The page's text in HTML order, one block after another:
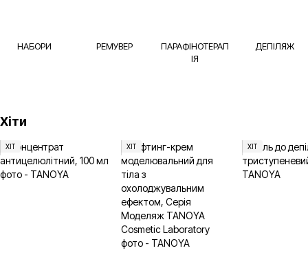
НАБОРИ РЕМУВЕР
ПАРАФІНОТЕРАП
ІЯ
ДЕПІЛЯЖ
Хіти
ХІТ ХІТ ХІТ